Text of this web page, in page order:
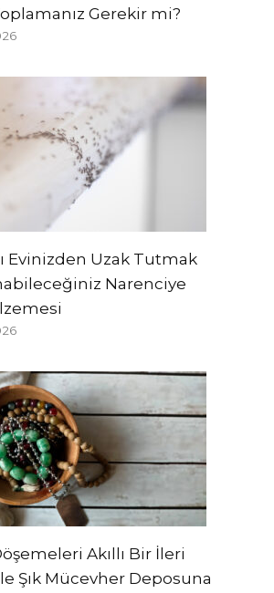
Gerekir mi?
Evinizden Uzak Tutmak
Narenciye
Akıllı Bir İleri
Şık Mücevher Deposuna